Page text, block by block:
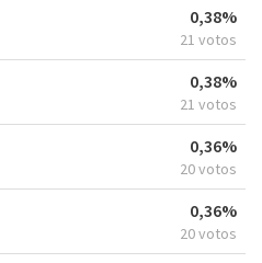
0,38%
21 votos
0,38%
21 votos
0,36%
20 votos
0,36%
20 votos